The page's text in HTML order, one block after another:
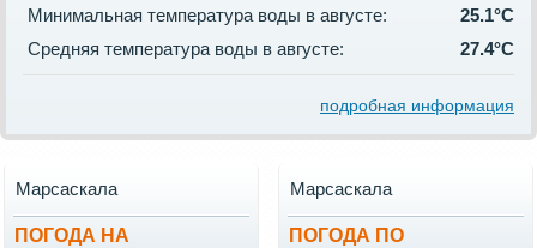
Минимальная температура воды в августе:
25.1°C
Средняя температура воды в августе:
27.4°C
подробная информация
ПОГОДА НА
Марсаскала
ПОГОДА ПО
Марсаскала